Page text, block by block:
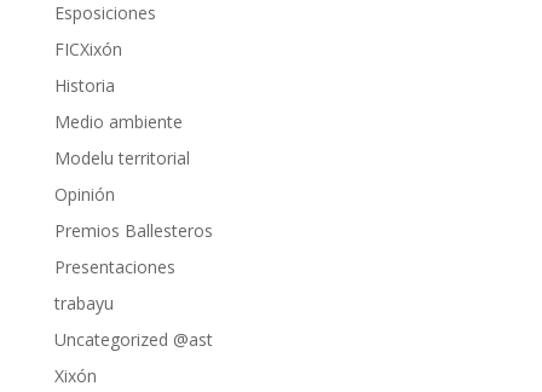
Esposiciones
FICXixón
Historia
Medio ambiente
Modelu territorial
Opinión
Premios Ballesteros
Presentaciones
trabayu
Uncategorized @ast
Xixón